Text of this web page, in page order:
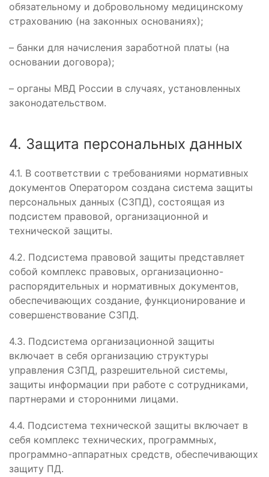
обязательному и добровольному медицинскому
страхованию (на законных основаниях);
– банки для начисления заработной платы (на
основании договора);
– органы МВД России в случаях, установленных
законодательством.
4. Защита персональных данных
4.1. В соответствии с требованиями нормативных
документов Оператором создана система защиты
персональных данных (СЗПД), состоящая из
подсистем правовой, организационной и
технической защиты.
4.2. Подсистема правовой защиты представляет
собой комплекс правовых, организационно-
распорядительных и нормативных документов,
обеспечивающих создание, функционирование и
совершенствование СЗПД.
4.3. Подсистема организационной защиты
включает в себя организацию структуры
управления СЗПД, разрешительной системы,
защиты информации при работе с сотрудниками,
партнерами и сторонними лицами.
4.4. Подсистема технической защиты включает в
себя комплекс технических, программных,
программно-аппаратных средств, обеспечивающих
защиту ПД.